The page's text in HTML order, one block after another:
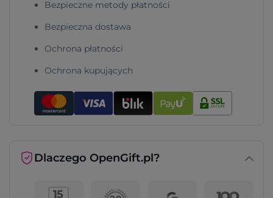
Bezpieczne metody płatności
Bezpieczna dostawa
Ochrona płatności
Ochrona kupujących
Dlaczego OpenGift.pl?